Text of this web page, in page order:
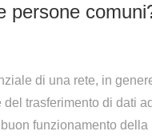
persone
di una rete, in
trasferimento di dati
funzionamento della